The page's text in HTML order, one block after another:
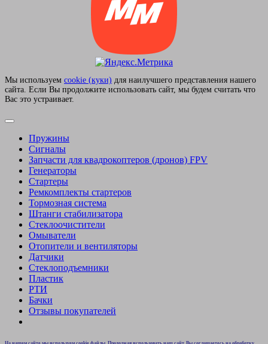
Мы используем сookie (куки) для наилучшего представления нашего
сайта. Если Вы продолжите использовать сайт, мы будем считать что
Вас это устраивает.
Пружины
Сигналы
Запчасти для квадрокоптеров (дронов) FPV
Генераторы
Стартеры
Ремкомплекты стартеров
Тормозная система
Штанги стабилизатора
Стеклоочистители
Омыватели
Отопители и вентиляторы
Датчики
Стеклоподъемники
Пластик
РТИ
Бачки
Отзывы покупателей